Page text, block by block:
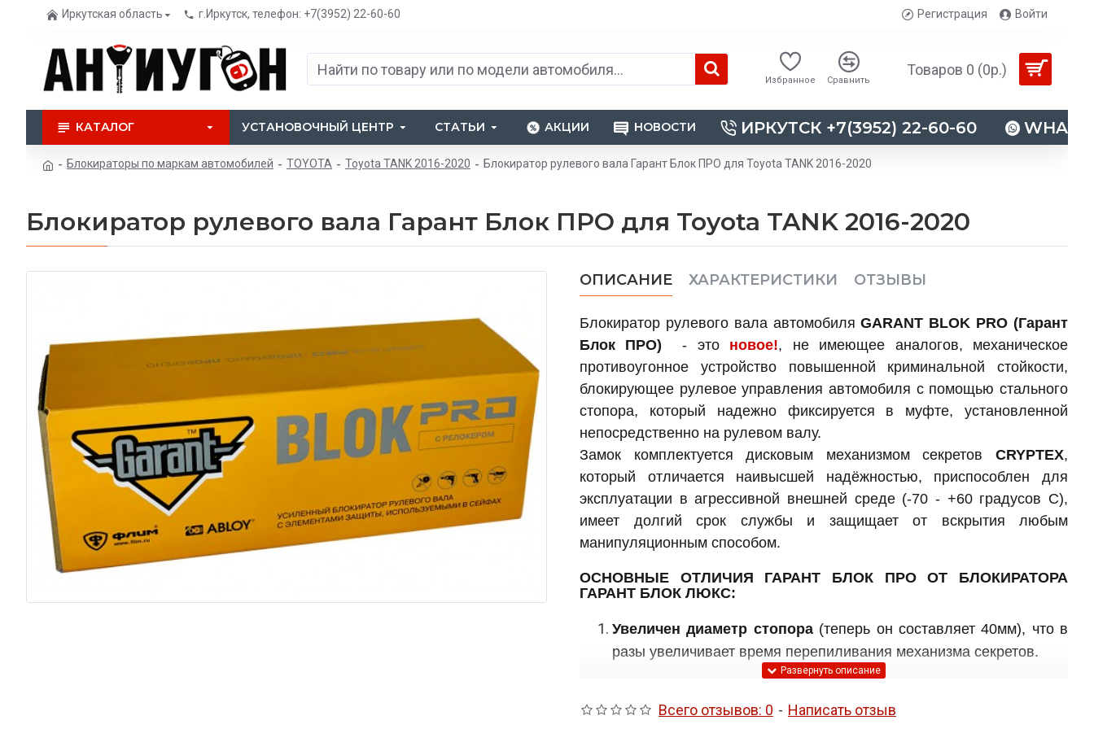
Иркутская область г.Иркутск, телефон: +7(3952) 22-60-60 Регистрация Войти
Избранное Сравнить
Товаров 0 (0р.)
КАТАЛОГ УСТАНОВОЧНЫЙ ЦЕНТР СТАТЬИ АКЦИИ НОВОСТИ ИРКУТСК +7(3952) 22-60-60
Блокираторы по маркам автомобилей TOYOTA Toyota TANK 2016-2020 Блокиратор рулевого вала Гарант Блок ПРО для Toyota TANK 2016-2020
Блокиратор рулевого вала Гарант Блок ПРО для Toyota TANK 2016-2020
ОПИСАНИЕ ХАРАКТЕРИСТИКИ ОТЗЫВЫ
Блокиратор рулевого вала автомобиляGARANT BLOK PRO (Гарант
Блок ПРО)- это новое!, не имеющее аналогов, механическое
противоугонное устройство повышенной криминальной стойкости,
блокирующее рулевое управления автомобиля с помощью стального
стопора, который надежно фиксируется в муфте, установленной
непосредственно на рулевом валу.
Замок комплектуется дисковым механизмом секретов CRYPTEX,
который отличается наивысшей надёжностью, приспособлен для
эксплуатации в агрессивной внешней среде (-70 - +60 градусов C),
имеет долгий срок службы и защищает от вскрытия любым
манипуляционным способом.
ОСНОВНЫЕ ОТЛИЧИЯ ГАРАНТ БЛОК ПРО ОТ БЛОКИРАТОРА
ГАРАНТ БЛОК ЛЮКС:
Увеличен диаметр стопора(теперь он составляет 40мм), что в
разы увеличивает время перепиливания механизма секретов.
полностью закрывает крепление муфты (так называемые "уши")
Всего отзывов: 0 - Написать отзыв